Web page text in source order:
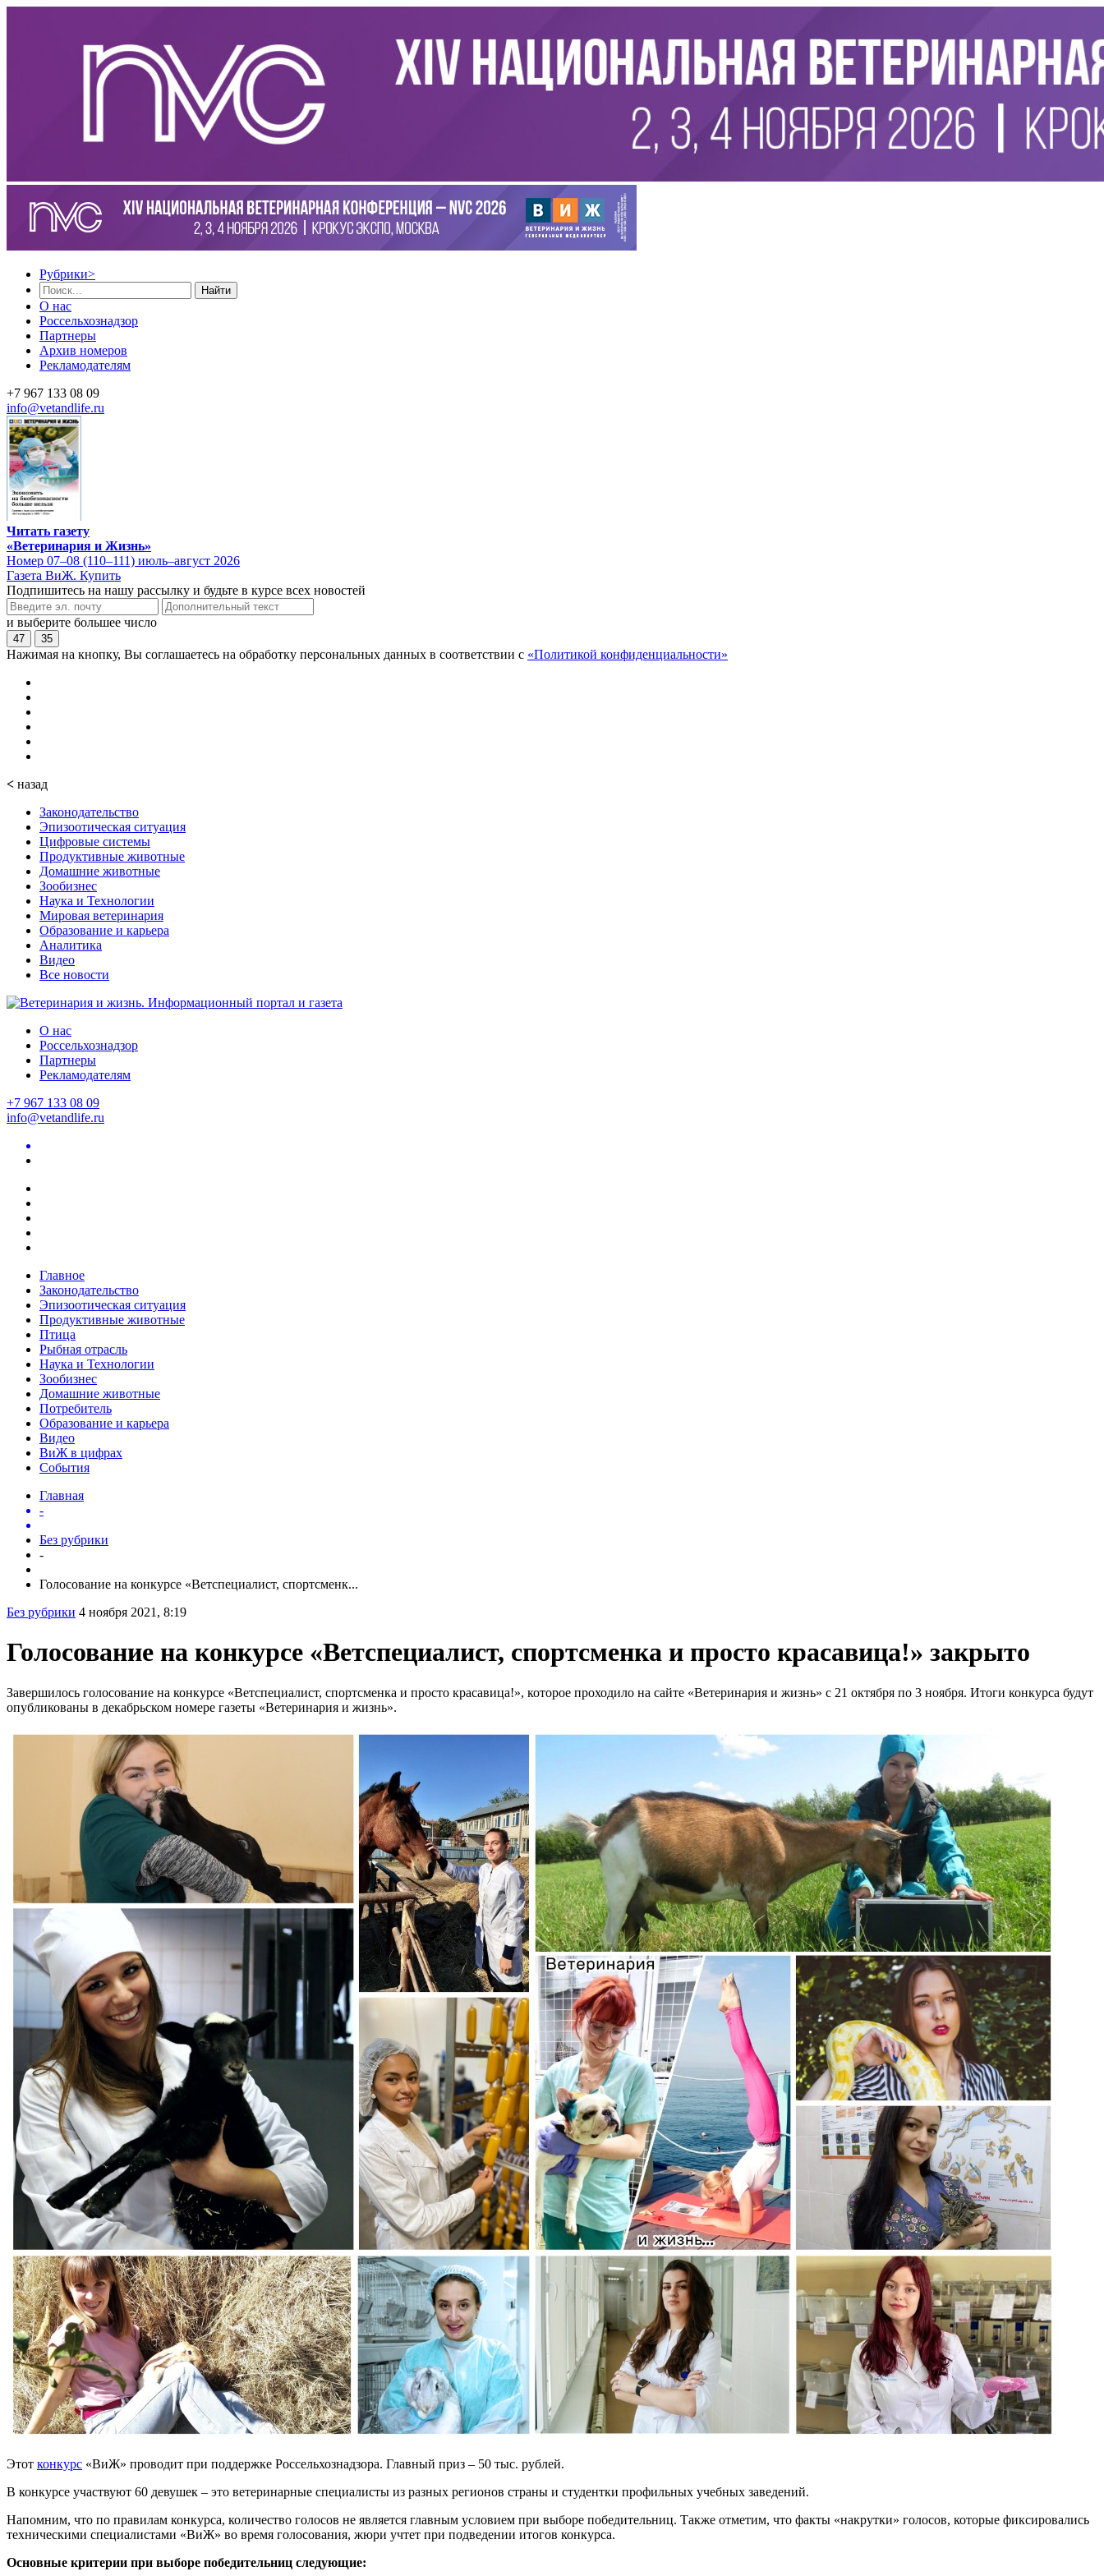
Рубрики>
Найти
О нас
Россельхознадзор
Партнеры
Архив номеров
Рекламодателям
+7 967 133 08 09
info@vetandlife.ru
Читать газету
«Ветеринария и Жизнь»
Номер 07–08 (110–111) июль–август 2026
Газета ВиЖ. Купить
Подпишитесь на нашу рассылку и будьте в курсе всех новостей
и выберите большее число
47 35
Нажимая на кнопку, Вы соглашаетесь на обработку персональных данных в соответствии с «Политикой конфиденциальности»
< назад
Законодательство
Эпизоотическая ситуация
Цифровые системы
Продуктивные животные
Домашние животные
Зообизнес
Наука и Технологии
Мировая ветеринария
Образование и карьера
Аналитика
Видео
Все новости
О нас
Россельхознадзор
Партнеры
Рекламодателям
+7 967 133 08 09
info@vetandlife.ru
Главное
Законодательство
Эпизоотическая ситуация
Продуктивные животные
Птица
Рыбная отрасль
Наука и Технологии
Зообизнес
Домашние животные
Потребитель
Образование и карьера
Видео
ВиЖ в цифрах
События
Главная
-
Без рубрики
-
Голосование на конкурсе «Ветспециалист, спортсменк...
Без рубрики 4 ноября 2021, 8:19
Голосование на конкурсе «Ветспециалист, спортсменка и просто красавица!» закрыто
Завершилось голосование на конкурсе «Ветспециалист, спортсменка и просто красавица!», которое проходило на сайте «Ветеринария и жизнь» с 21 октября по 3 ноября. Итоги конкурса будут
опубликованы в декабрьском номере газеты «Ветеринария и жизнь».
Этот конкурс «ВиЖ» проводит при поддержке Россельхознадзора. Главный приз – 50 тыс. рублей.
В конкурсе участвуют 60 девушек – это ветеринарные специалисты из разных регионов страны и студентки профильных учебных заведений.
Напомним, что по правилам конкурса, количество голосов не является главным условием при выборе победительниц. Также отметим, что факты «накрутки» голосов, которые фиксировались
техническими специалистами «ВиЖ» во время голосования, жюри учтет при подведении итогов конкурса.
Основные критерии при выборе победительниц следующие: